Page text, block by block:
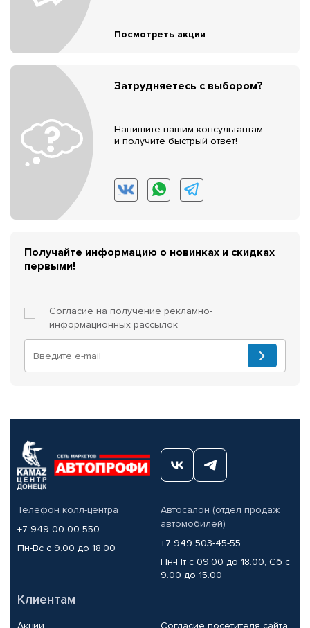
Посмотреть акции
Затрудняетесь с выбором?
Напишите нашим консультантам
и получите быстрый ответ!
Получайте информацию о новинках и скидках
первыми!
Согласие на получение рекламно-
информационных рассылок
Телефон колл-центра
+7 949 00-00-550
Пн-Вс с 9.00 до 18.00
Автосалон (отдел продаж
автомобилей)
+7 949 503-45-55
Пн-Пт с 09.00 до 18.00, Сб с
9.00 до 15.00
Клиентам
Акции Согласие посетителя сайта